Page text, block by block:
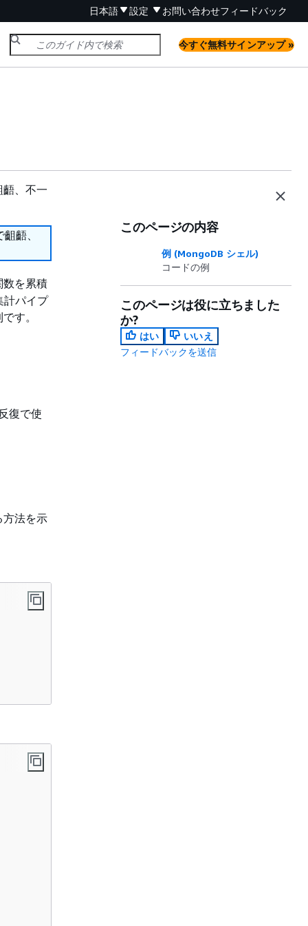
日本語 設定 お問い合わせフィードバック
今すぐ無料サインアップ »
、不一
齬、
数を累積
計パイプ
す。
復で使
方法を示
このページの内容
例 (MongoDB シェル)
コードの例
このページは役に立ちました
か?
はい
いいえ
フィードバックを送信